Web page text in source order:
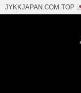
JYKKJAPAN.COM TOP